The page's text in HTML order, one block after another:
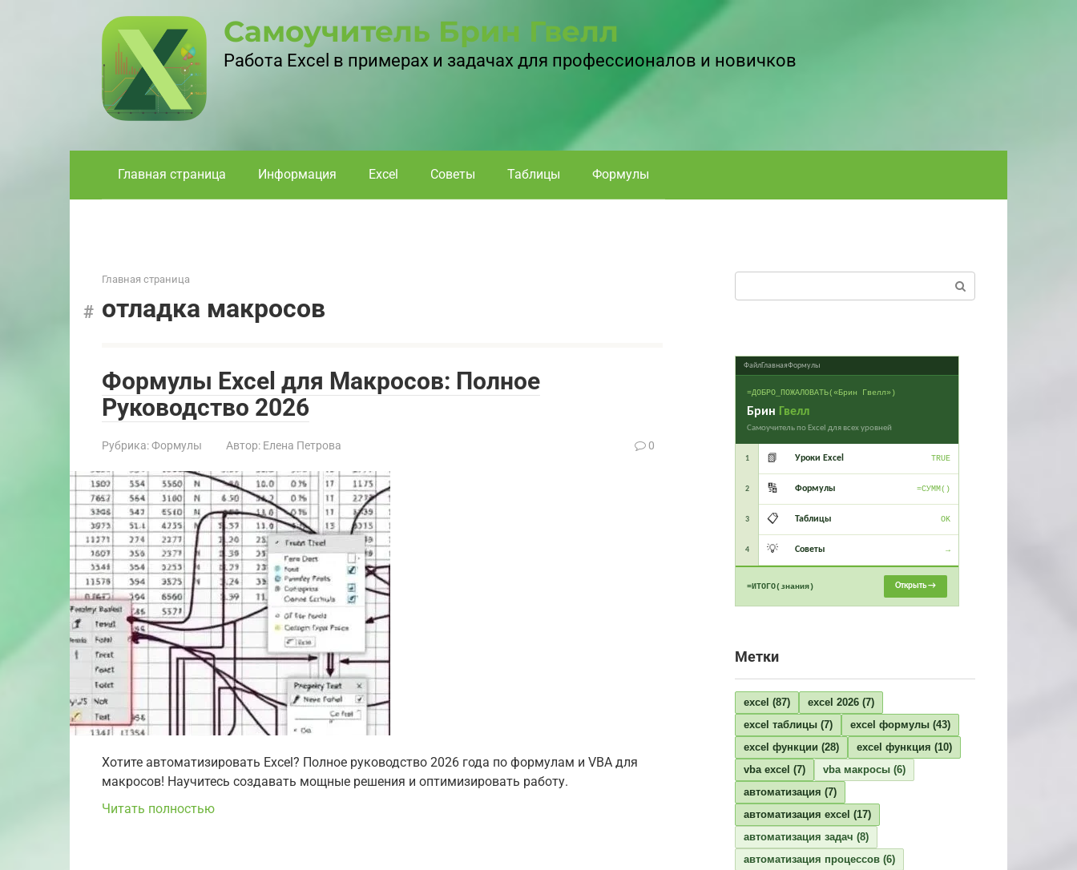
Самоучитель Брин Гвелл
Работа Excel в примерах и задачах для профессионалов и новичков
Главная страница Информация Excel Советы Таблицы Формулы
Главная страница
отладка макросов
Формулы Excel для Макросов: Полное
Руководство 2026
Рубрика:Формулы Автор: Елена Петрова 0
Хотите автоматизировать Excel? Полное руководство 2026 года по формулам и VBA для
макросов! Научитесь создавать мощные решения и оптимизировать работу.
Читать полностью
ФайлГлавнаяФормулы
=ДОБРО_ПОЖАЛОВАТЬ(«Брин Гвелл»)
Брин Гвелл
Самоучитель по Excel для всех уровней
1 📗 Уроки Excel TRUE
2 🔢 Формулы =СУММ()
3 📋 Таблицы OK
4 💡 Советы →
=ИТОГО(знания) Открыть →
Метки
excel (87) excel 2026 (7)
excel таблицы (7) excel формулы (43)
excel функции (28) excel функция (10)
vba excel (7) vba макросы (6)
автоматизация (7)
автоматизация excel (17)
автоматизация задач (8)
автоматизация процессов (6)